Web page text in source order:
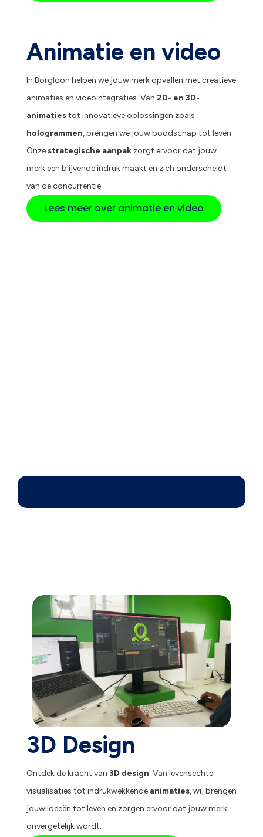
Animatie en video
In Borgloon helpen we jouw merk opvallen met creatieve
animaties en videointegraties. Van 2D- en 3D-
animatiestot innovatieve oplossingen zoals
hologrammen, brengen we jouw boodschap tot leven.
Onzestrategische aanpakzorgt ervoor dat jouw
merk een blijvende indruk maakt en zich onderscheidt
van de concurrentie.
Lees meer over animatie en video
3D Design
Ontdek de kracht van 3D design. Van levensechte
visualisaties tot indrukwekkende animaties, wij brengen
jouw ideeën tot leven en zorgen ervoor dat jouw merk
onvergetelijk wordt.